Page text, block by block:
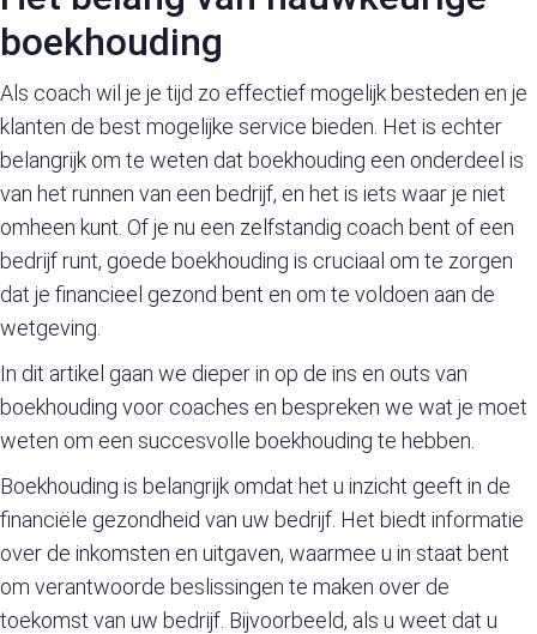
boekhouding
Als coach wil je je tijd zo effectief mogelijk besteden en je
klanten de best mogelijke service bieden. Het is echter
belangrijk om te weten dat boekhouding een onderdeel is
van het runnen van een bedrijf, en het is iets waar je niet
omheen kunt. Of je nu een zelfstandig coach bent of een
bedrijf runt, goede boekhouding is cruciaal om te zorgen
dat je financieel gezond bent en om te voldoen aan de
wetgeving.
In dit artikel gaan we dieper in op de ins en outs van
boekhouding voor coaches en bespreken we wat je moet
weten om een succesvolle boekhouding te hebben.
Boekhouding is belangrijk omdat het u inzicht geeft in de
financiële gezondheid van uw bedrijf. Het biedt informatie
over de inkomsten en uitgaven, waarmee u in staat bent
om verantwoorde beslissingen te maken over de
toekomst van uw bedrijf. Bijvoorbeeld, als u weet dat u